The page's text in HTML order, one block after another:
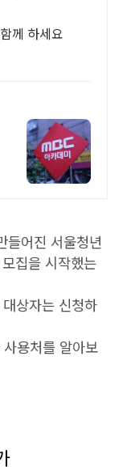
께 하세요
들어진 서울청년
집을 시작했는
상자는 신청하
용처를 알아보